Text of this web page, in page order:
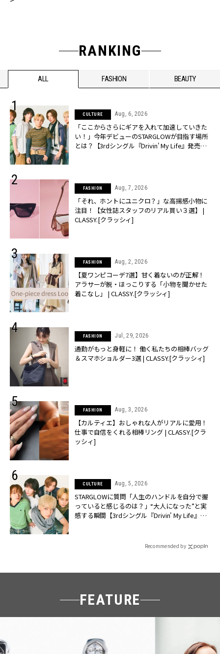
RANKING
ALL FASHION BEAUTY
CULTURE Aug, 6, 2026
「ここからさらにギアを入れて加速していきた
い！」今年デビューのSTARGLOWが目指す場所
とは？【3rdシングル『Drivin' My Life』発売】 |
FASHION Aug, 7, 2026
「それ、ホントにユニクロ？」な高揚感小物に
注目！【女性誌スタッフのリアル買い３選】 |
CLASSY.[クラッシィ]
FASHION Aug, 2, 2026
【夏ワンピコーデ7選】甘く着ないのが正解！
アラサーが脱・ほっこりする「小物を聞かせた
着こなし」 | CLASSY.[クラッシィ]
FASHION Jul, 29, 2026
通勤がもっと身軽に！ 働く私たちの相棒バッグ
＆スマホショルダー3選 | CLASSY.[クラッシィ]
FASHION Aug, 3, 2026
【カルティエ】おしゃれな人がリアルに愛用！
仕事で自信をくれる相棒リング | CLASSY.[クラ
ッシィ]
CULTURE Aug, 5, 2026
STARGLOWに質問「人生のハンドルを自分で握
っていると感じるのは？」“大️人になった”と実
感する瞬間【3rdシングル『Drivin' My Life』発
Recommended by
FEATURE